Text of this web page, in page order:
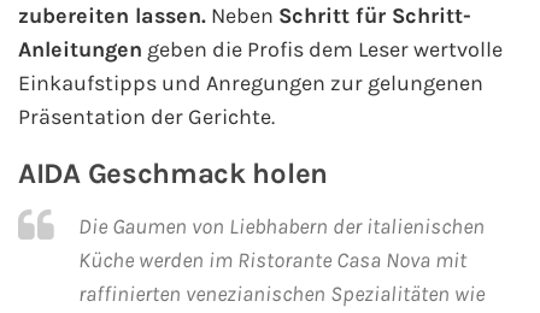
Mein Schiff Kanaren
Mein Schiff Norwegen
Mein Schiff Mittelmeer
Mein Schiff Westeuropa
Mein Schiff Orient
zubereiten lassen. Neben Schritt für Schritt-
Anleitungen geben die Profis dem Leser wertvolle
Einkaufstipps und Anregungen zur gelungenen
Präsentation der Gerichte.
AIDA Geschmack holen
Die Gaumen von Liebhabern der italienischen
Küche werden im Ristorante Casa Nova mit
raffinierten venezianischen Spezialitäten wie